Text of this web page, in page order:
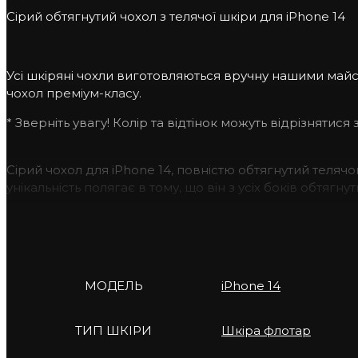
Сірий обтягнутий чохол з телячої шкіри для iPhone 14
Усі шкіряні чохли виготовляються вручну нашими
чохол преміум-класу.
* Зверніть увагу! Колір та відтінок можуть
Сірий чохол для iPhone 14, повністю обтягнутий
унікальність полягає в тому, що він з усіх боків
Зовнішній шар чохла виготовлений із телячої
від подряпин і зношування, забезпечуючи йому
захищаючи його від подряпин та потенційних
чохол з шкіри для iPhone 14надайте
МОДЕЛЬ iPhone 14
ТИП ШКІРИ Шкіра флотар